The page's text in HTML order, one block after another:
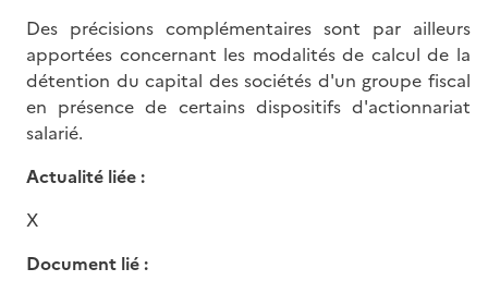
Des précisions complémentaires sont par ailleurs
apportées concernant les modalités de calcul de la
détention du capital des sociétés d'un groupe fiscal
en présence de certains dispositifs d'actionnariat
salarié.
Actualité liée :
X
Document lié :